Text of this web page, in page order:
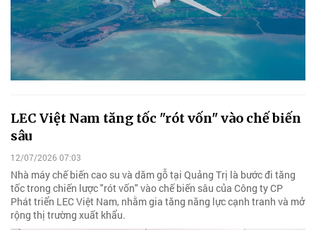
LEC Việt Nam tăng tốc "rót vốn" vào chế biến
sâu
12/07/2026 07:03
Nhà máy chế biến cao su và dăm gỗ tại Quảng Trị là bước đi tăng
tốc trong chiến lược "rót vốn" vào chế biến sâu của Công ty CP
Phát triển LEC Việt Nam, nhằm gia tăng năng lực cạnh tranh và mở
rộng thị trường xuất khẩu.